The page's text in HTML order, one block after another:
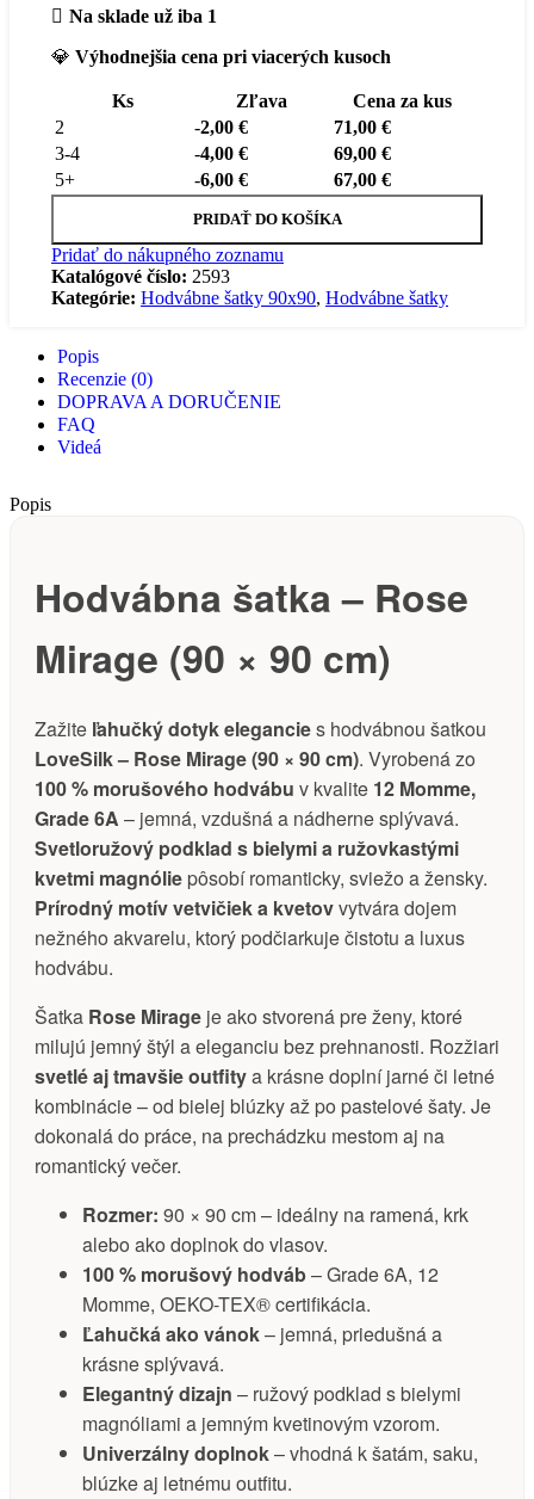
Na sklade už iba 1
💎 Výhodnejšia cena pri viacerých kusoch
Ks Zľava
Cena za kus
2
-2,00 € 71,00 €
3-4
-4,00 € 69,00 €
5+
-6,00 € 67,00 €
PRIDAŤ DO KOŠÍKA
Pridať do nákupného zoznamu
Katalógové číslo: 2593
Kategórie: Hodvábne šatky 90x90, Hodvábne šatky
Popis
Recenzie (0)
DOPRAVA A DORUČENIE
FAQ
Videá
Popis
Hodvábna šatka – Rose
Mirage (90 × 90 cm)
Zažite ľahučký dotyk elegancies hodvábnou šatkou
LoveSilk – Rose Mirage (90 × 90 cm). Vyrobená zo
100 % morušového hodvábu v kvalite 12 Momme,
Grade 6A – jemná, vzdušná a nádherne splývavá.
Svetloružový podklad s bielymi a ružovkastými
kvetmi magnólie pôsobí romanticky, sviežo a žensky.
Prírodný motív vetvičiek a kvetovvytvára dojem
nežného akvarelu, ktorý podčiarkuje čistotu a luxus
hodvábu.
Šatka Rose Mirage je ako stvorená pre ženy, ktoré
milujú jemný štýl a eleganciu bez prehnanosti. Rozžiari
svetlé aj tmavšie outfitya krásne doplní jarné či letné
kombinácie – od bielej blúzky až po pastelové šaty. Je
dokonalá do práce, na prechádzku mestom aj na
romantický večer.
Rozmer: 90 × 90 cm – ideálny na ramená, krk
alebo ako doplnok do vlasov.
100 % morušový hodváb– Grade 6A, 12
Momme, OEKO-TEX® certifikácia.
Ľahučká ako vánok– jemná, priedušná a
krásne splývavá.
Elegantný dizajn – ružový podklad s bielymi
magnóliami a jemným kvetinovým vzorom.
Univerzálny doplnok– vhodná k šatám, saku,
blúzke aj letnému outfitu.